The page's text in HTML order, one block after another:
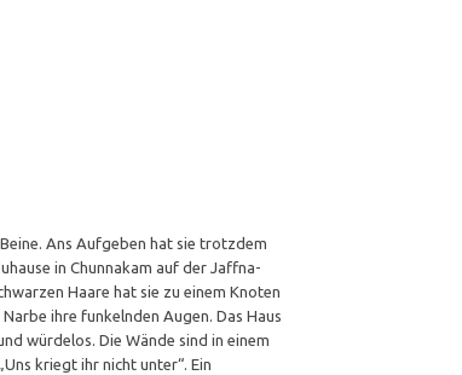
Ans Aufgeben hat sie trotzdem
in Chunnakam auf der Jaffna-
Haare hat sie zu einem Knoten
ihre funkelnden Augen. Das Haus
würdelos. Die Wände sind in einem
kriegt ihr nicht unter“. Ein